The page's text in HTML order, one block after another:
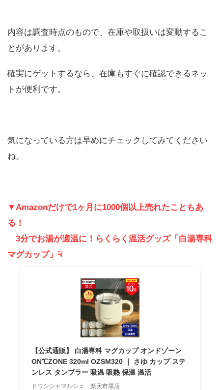
内容は調査時点のもので、在庫や取扱いは変動するこ
とがあります。
確実にゲットするなら、在庫もすぐに確認できるネッ
トが便利です。
気になっている方は早めにチェックしてみてください
ね。
▼Amazonだけで1ヶ月に1000個以上売れたこともあ
る！
3分でお湯が適温に！らくらく温活グッズ「白湯専科
マグカップ」☟
【公式通販】 白湯専科 マグカップ オンドゾーン
ON℃ZONE 320ml OZSM320 ｜ さゆ カップ ステ
ンレス タンブラー 吸温 吸熱 保温 温活
ドウシシャマルシェ 楽天市場店